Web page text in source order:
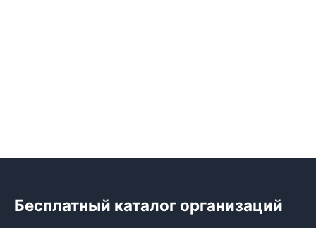
Бесплатный каталог организаций